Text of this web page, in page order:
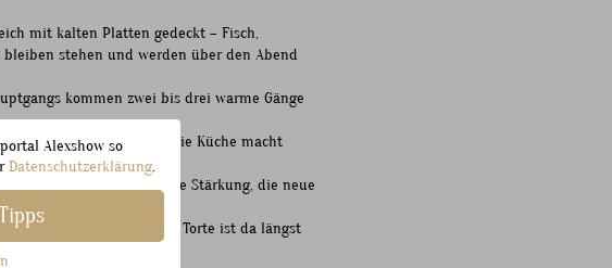
mit kalten Platten gedeckt – Fisch,
bleiben stehen und werden über den Abend
kommen zwei bis drei warme Gänge
hier wird geschaut – die Küche macht
Schaschlik, eine warme Stärkung, die neue
Süßigkeiten und Tee. Die Torte ist da längst
Alexshow so
Datenschutzerklärung.